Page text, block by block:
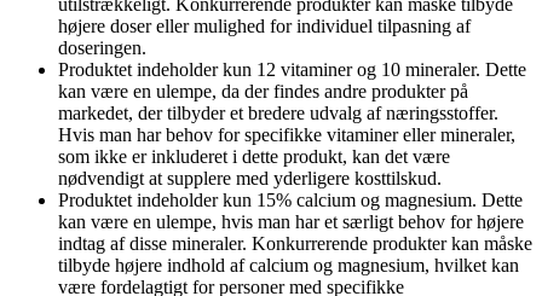
utilstrækkeligt. Konkurrerende produkter kan måske tilbyde
højere doser eller mulighed for individuel tilpasning af
doseringen.
Produktet indeholder kun 12 vitaminer og 10 mineraler. Dette
kan være en ulempe, da der findes andre produkter på
markedet, der tilbyder et bredere udvalg af næringsstoffer.
Hvis man har behov for specifikke vitaminer eller mineraler,
som ikke er inkluderet i dette produkt, kan det være
nødvendigt at supplere med yderligere kosttilskud.
Produktet indeholder kun 15% calcium og magnesium. Dette
kan være en ulempe, hvis man har et særligt behov for højere
indtag af disse mineraler. Konkurrerende produkter kan måske
tilbyde højere indhold af calcium og magnesium, hvilket kan
være fordelagtigt for personer med specifikke